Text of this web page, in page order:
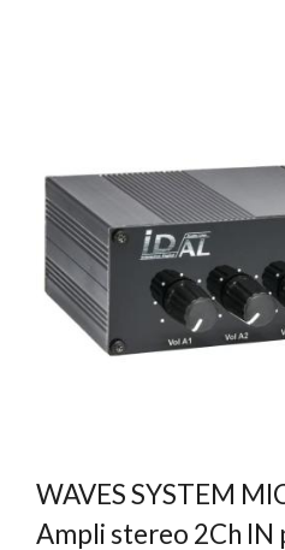
WAVES SYSTEM
Ampli stereo 2Ch IN